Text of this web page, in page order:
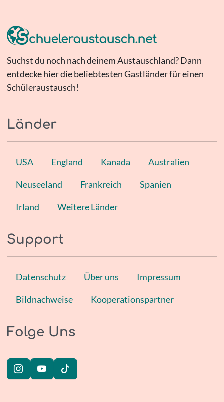
Suchst du noch nach deinem Austauschland? Dann
entdecke hier die beliebtesten Gastländer für einen
Schüleraustausch!
Länder
USA England Kanada Australien
Neuseeland Frankreich Spanien
Irland Weitere Länder
Support
Datenschutz Über uns Impressum
Bildnachweise Kooperationspartner
Folge Uns